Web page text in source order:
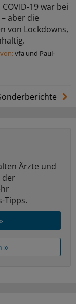
19 war bei
aber die
von Lockdowns,
vfa und Paul-
Ärzte und
der
Tipps.
»